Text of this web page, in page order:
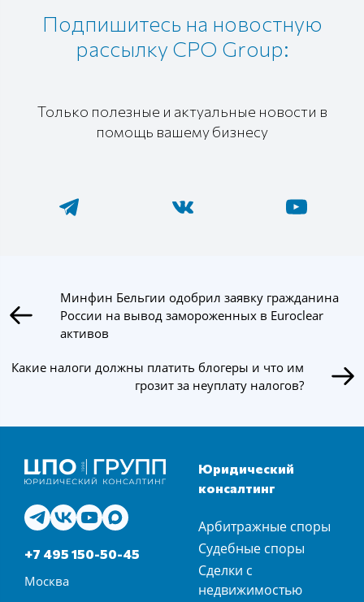
Подпишитесь на новостную
рассылку CPO Group:
Только полезные и актуальные новости в
помощь вашему бизнесу
Минфин Бельгии одобрил заявку гражданина
России на вывод замороженных в Euroclear
активов
Какие налоги должны платить блогеры и что им
грозит за неуплату налогов?
+7 495 150-50-45
Москва
Юридический
консалтинг
Арбитражные споры
Судебные споры
Сделки с
недвижимостью